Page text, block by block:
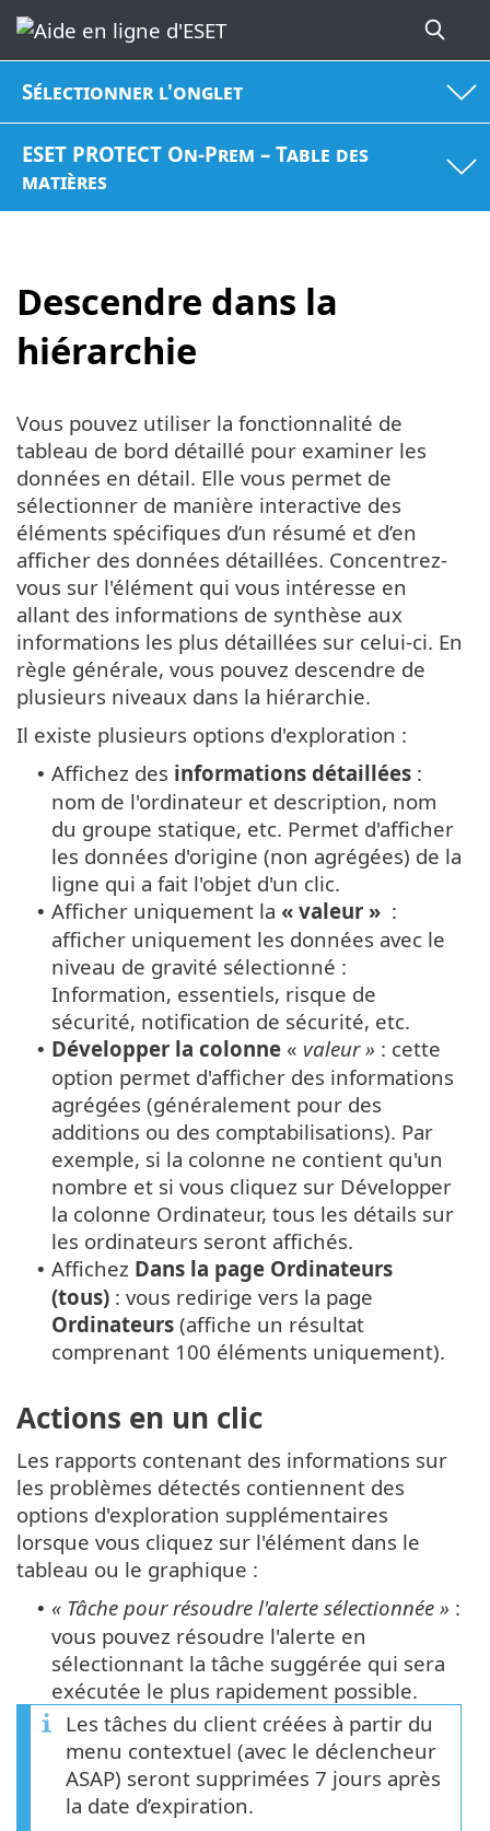
Sélectionner l'onglet
ESET PROTECT On-Prem – Table des
matières
Descendre dans la
hiérarchie
Vous pouvez utiliser la fonctionnalité de
tableau de bord détaillé pour examiner les
données en détail. Elle vous permet de
sélectionner de manière interactive des
éléments spécifiques d’un résumé et d’en
afficher des données détaillées. Concentrez-
vous sur l'élément qui vous intéresse en
allant des informations de synthèse aux
informations les plus détaillées sur celui-ci. En
règle générale, vous pouvez descendre de
plusieurs niveaux dans la hiérarchie.
Il existe plusieurs options d'exploration :
• Affichez des informations détaillées :
nom de l'ordinateur et description, nom
du groupe statique, etc. Permet d'afficher
les données d'origine (non agrégées) de la
ligne qui a fait l'objet d'un clic.
• Afficher uniquement la « valeur » :
afficher uniquement les données avec le
niveau de gravité sélectionné :
Information, essentiels, risque de
sécurité, notification de sécurité, etc.
• Développer la colonne « valeur » : cette
option permet d'afficher des informations
agrégées (généralement pour des
additions ou des comptabilisations). Par
exemple, si la colonne ne contient qu'un
nombre et si vous cliquez sur Développer
la colonne Ordinateur, tous les détails sur
les ordinateurs seront affichés.
• Affichez Dans la page Ordinateurs
(tous) : vous redirige vers la page
Ordinateurs (affiche un résultat
comprenant 100 éléments uniquement).
Actions en un clic
Les rapports contenant des informations sur
les problèmes détectés contiennent des
options d'exploration supplémentaires
lorsque vous cliquez sur l'élément dans le
tableau ou le graphique :
• « Tâche pour résoudre l'alerte sélectionnée » :
vous pouvez résoudre l'alerte en
sélectionnant la tâche suggérée qui sera
exécutée le plus rapidement possible.
Les tâches du client créées à partir du
menu contextuel (avec le déclencheur
ASAP) seront supprimées 7 jours après
la date d’expiration.